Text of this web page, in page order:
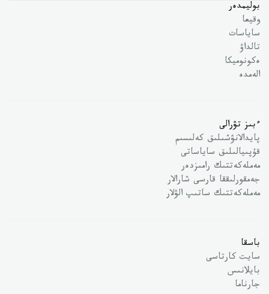
بوليمدەر
وقيعا
ساياسات
تالداۋ
ەكونوميكا
الەمدە
ءبىز تۋرالى
پايدالانۋشىلىق كەلىسىم
قۇپىيالىلىق ساياساتى
مەملەكەتتىك رامىزدەر
جەمقورلىققا قارسى شارالار
مەملەكەتتىك ساتىپ الۋلار
باسقا
سايت كارتاسى
بايلانىس
جارناما